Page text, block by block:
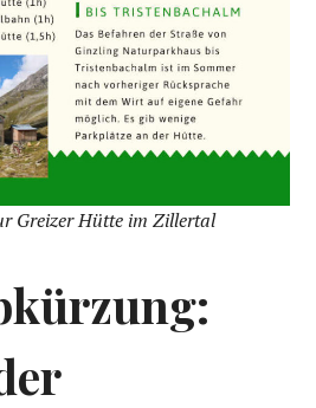
Greizer Hütte im Zillertal